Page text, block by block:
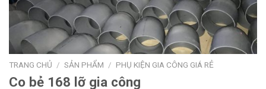
TRANG CHỦ / SẢN PHẨM / PHỤ KIỆN GIA CÔNG GIÁ RẺ
Co bẻ 168 lỡ gia công